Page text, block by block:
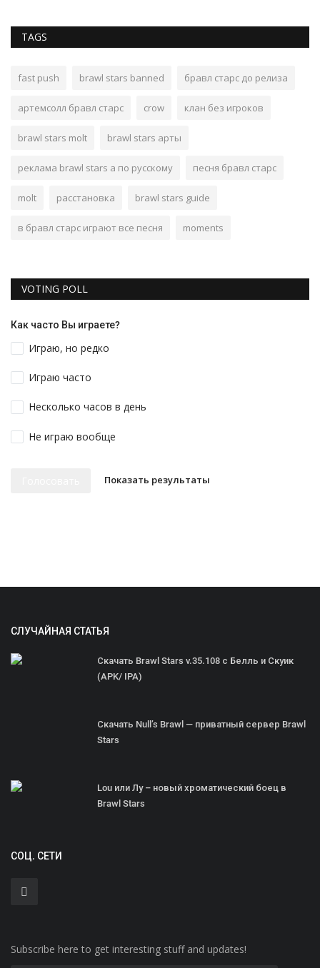
TAGS
fast push brawl stars banned бравл старс до релиза
артемсолл бравл старс crow клан без игроков
brawl stars molt brawl stars арты
реклама brawl stars а по русскому песня бравл старс
molt расстановка brawl stars guide
в бравл старс играют все песня moments
VOTING POLL
Как часто Вы играете?
Играю, но редко
Играю часто
Несколько часов в день
Не играю вообще
Показать результаты
СЛУЧАЙНАЯ СТАТЬЯ
Скачать Brawl Stars v.35.108 с Белль и Скуик
(APK/ IPA)
Скачать Null’s Brawl — приватный сервер Brawl
Stars
Lou или Лу – новый хроматический боец в
Brawl Stars
СОЦ. СЕТИ
Subscribe here to get interesting stuff and updates!